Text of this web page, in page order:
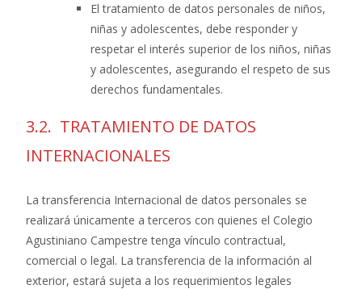
El tratamiento de datos personales de niños,
niñas y adolescentes, debe responder y
respetar el interés superior de los niños, niñas
y adolescentes, asegurando el respeto de sus
derechos fundamentales.
3.2. TRATAMIENTO DE DATOS
INTERNACIONALES
La transferencia Internacional de datos personales se
realizará únicamente a terceros con quienes el Colegio
Agustiniano Campestre tenga vínculo contractual,
comercial o legal. La transferencia de la información al
exterior, estará sujeta a los requerimientos legales